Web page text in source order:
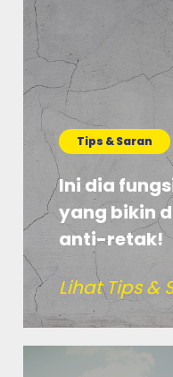
Tips & Saran
Ini dia
yang bikin
anti-retak!
Lihat Tips &